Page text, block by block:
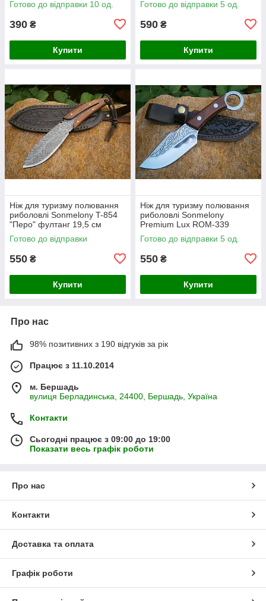
Готово до відправки 10 од.
390 ₴
Купити
Готово до відправки 5 од.
590 ₴
Купити
Ніж для туризму полювання
риболовлі Sonmelony T-854
"Перо" фултанг 19,5 см
Готово до відправки
550 ₴
Купити
Ніж для туризму полювання
риболовлі Sonmelony
Рremium Lux ROM-339
фултанг 20 см
Готово до відправки 5 од.
550 ₴
Купити
Про нас
98% позитивних з 190 відгуків за рік
Працює з 11.10.2014
м. Бершадь
вулиця Берладинська, 24400, Бершадь, Україна
Контакти
Сьогодні працює з 09:00 до 19:00
Показати весь графік роботи
Про нас
Контакти
Доставка та оплата
Графік роботи